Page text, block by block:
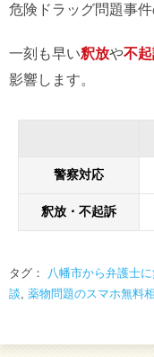
危険ドラッグ問題事
一刻も早い釈放や不
影響します。
警察対応
釈放・不起訴
タグ： 八幡市から弁護士
談, 薬物問題のスマホ無料